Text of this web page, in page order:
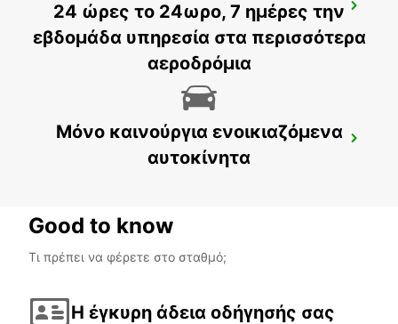
SYDNEY PENRITH
PENRITH - AUSTRALIA
GOSFORD LISAROW
GOSFORD - AUSTRALIA
24 ώρες το 24ωρο, 7 ημέρες την
εβδομάδα υπηρεσία στα περισσότερα
αεροδρόμια
Μόνο καινούργια ενοικιαζόμενα
αυτοκίνητα
Good to know
Τι πρέπει να φέρετε στο σταθμό;
Η έγκυρη άδεια οδήγησής σας